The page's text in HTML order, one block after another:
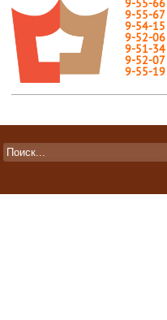
9-55-66
9-55-67
9-54-15
9-52-06
9-51-34
9-52-07
9-55-19